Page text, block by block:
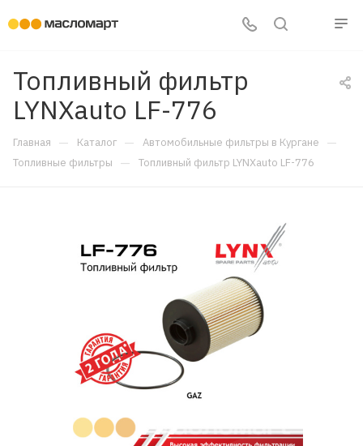
Топливный фильтр
LYNXauto LF-776
Главная — Каталог — Автомобильные фильтры в Кургане —
Топливные фильтры — Топливный фильтр LYNXauto LF-776